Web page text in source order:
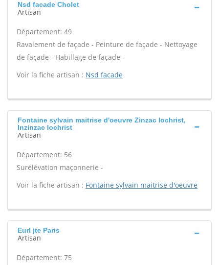
Nsd facade Cholet
Artisan
Département: 49
Ravalement de façade - Peinture de façade - Nettoyage
de façade - Habillage de façade -
Voir la fiche artisan : Nsd facade
Fontaine sylvain maitrise d'oeuvre Zinzac lochrist,
Inzinzac lochrist
Artisan
Département: 56
Surélévation maçonnerie -
Voir la fiche artisan : Fontaine sylvain maitrise d'oeuvre
Eurl jte Paris
Artisan
Département: 75